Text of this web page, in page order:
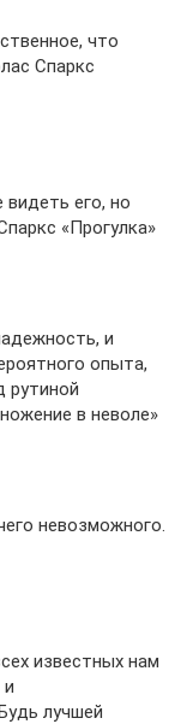
что
Спаркс
его, но
«Прогулка»
и
опыта,
рутиной
в неволе»
невозможного.
известных нам
лучшей